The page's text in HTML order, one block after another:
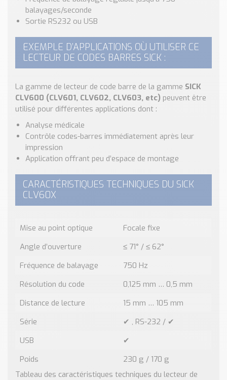
Devis, Tarifs, Renseignements techniques
balayages/seconde
Sortie RS232 ou USB
EXEMPLE D’APPLICATIONS OÙ UTILISER CE
LECTEUR DE CODES BARRES SICK :
La gamme de lecteur de code barre de la gamme SICK
CLV600 (CLV601, CLV602, CLV603, etc) peuvent être
utilisé pour différentes applications dont :
Analyse médicale
Contrôle codes-barres immédiatement après leur
impression
Application offrant peu d’espace de montage
CARACTÉRISTIQUES TECHNIQUES DU SICK
CLV60X
Mise au point optique
Focale fixe
Angle d’ouverture
≤ 71° / ≤ 62°
Fréquence de balayage
750 Hz
Résolution du code
0,125 mm … 0,5 mm
Distance de lecture
15 mm … 105 mm
Série
✔ , RS-232 / ✔
USB
✔
Poids
230 g / 170 g
Tableau des caractéristiques techniques du lecteur de